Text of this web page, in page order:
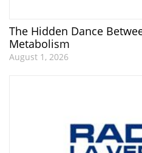
The Hidden Dance
Metabolism
August 1, 2026